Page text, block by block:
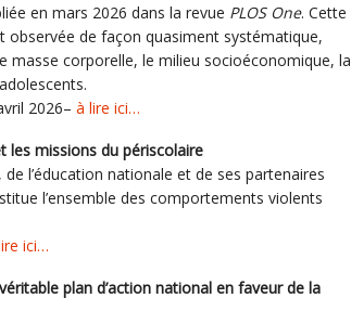
en mars 2026 dans la revue PLOS One. Cette
de façon quasiment systématique,
masse corporelle, le milieu socioéconomique, la
2026– à lire ici…
les missions du périscolaire
l’éducation nationale et de ses partenaires
l’ensemble des comportements violents
ici…
plan d’action national en faveur de la